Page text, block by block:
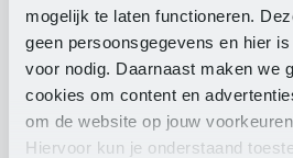
mogelijk te laten functioneren.
geen persoonsgegevens en hier
voor nodig. Daarnaast maken we
cookies om content en
om de website op jouw
Hiervoor kun je onderstaand
Are you a
Log in for an immediate
account.